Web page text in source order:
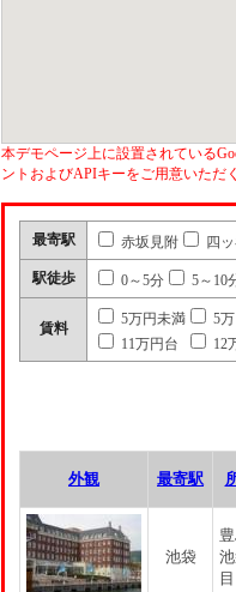
本デモページ上に設置されている
ントおよびAPIキーをご用意いただ
最寄駅 赤坂見附 四
駅徒歩 0～5分 5～10
賃料
5万円未満
5
11万円台
12
外観 最寄駅
池袋